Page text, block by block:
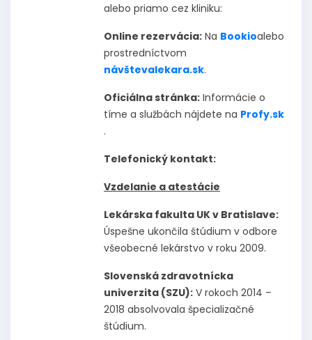
alebo priamo cez kliniku:
Online rezervácia: Na Bookioalebo
prostredníctvom
návštevalekara.sk.
Oficiálna stránka: Informácie o
tíme a službách nájdete na Profy.sk
.
Telefonický kontakt:
Vzdelanie a atestácie
Lekárska fakulta UK v Bratislave:
Úspešne ukončila štúdium v odbore
všeobecné lekárstvo v roku 2009.
Slovenská zdravotnícka
univerzita (SZU): V rokoch 2014 –
2018 absolvovala špecializačné
štúdium.